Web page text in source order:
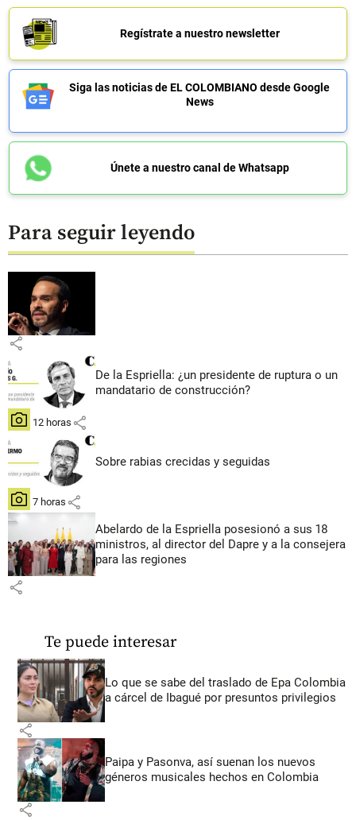
Regístrate a nuestro newsletter
Siga las noticias de EL COLOMBIANO desde Google
News
Únete a nuestro canal de Whatsapp
Para seguir leyendo
share
De la Espriella: ¿un presidente de ruptura o un
mandatario de construcción?
hace 12 horas share
Sobre rabias crecidas y seguidas
hace 7 horas share
Abelardo de la Espriella posesionó a sus 18
ministros, al director del Dapre y a la consejera
para las regiones
share
Te puede interesar
Lo que se sabe del traslado de Epa Colombia
a cárcel de Ibagué por presuntos privilegios
share
Paipa y Pasonva, así suenan los nuevos
géneros musicales hechos en Colombia
share